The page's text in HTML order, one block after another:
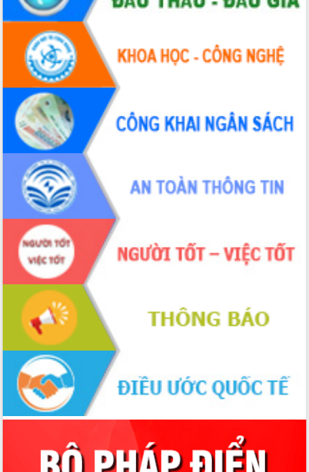
II/2026
Đắk Lắk ký kết thỏa thuận hợp tác về
chuyển đổi số giai đoạn 2026 – 2030
với Tập đoàn Bưu chính Viễn thông
Việt Nam
Thứ trưởng Bộ Y tế làm việc với tỉnh
Đắk Lắk về phát triển nhân lực y tế
cho trạm y tế cấp xã
Du lịch Đắk Lắk nâng tầm trải nghiệm
du khách thông qua Hệ thống cơ sở dữ
liệu và Bản đồ số
Tập huấn ứng dụng trí tuệ nhân tạo (AI)
trong thương mại điện tử năm 2026
Đoàn đại biểu Quốc hội tỉnh Đắk Lắk
trao đổi thông tin trước Kỳ họp thứ
nhất, Quốc hội khóa XVI
Quyết liệt cải cách hành chính, khơi
thông nguồn lực phát triển
Nâng cao hiệu lực, hiệu quả HĐND
tỉnh thông qua hiện đại hóa hành chính
Xã Ea Phê gắn cải cách hành chính với
chuyển đổi số
Phó Chủ tịch Thường trực UBND tỉnh
Hồ Thị Nguyên Thảo làm việc tại Trung
tâm Phục vụ hành chính công xã Ea
Phê
Xây dựng nền hành chính số đồng
hành cùng nông dân dân, doanh nghiệp
Giai đoạn 2026-2030, Đắk Lắk phấn
đấu có 77% xã đạt chuẩn nông thôn